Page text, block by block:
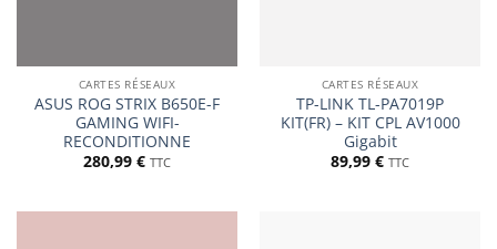
CARTES RÉSEAUX
ASUS ROG STRIX B650E-F
GAMING WIFI-
RECONDITIONNE
280,99 € TTC
CARTES RÉSEAUX
TP-LINK TL-PA7019P
KIT(FR) – KIT CPL AV1000
Gigabit
89,99 € TTC